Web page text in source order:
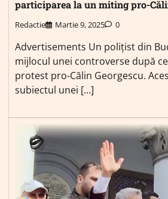
participarea la un miting pro-
Redactie Martie 9, 2025 0
Advertisements Un polițist din
mijlocul unei controverse după
protest pro-Călin Georgescu.
subiectul unei […]